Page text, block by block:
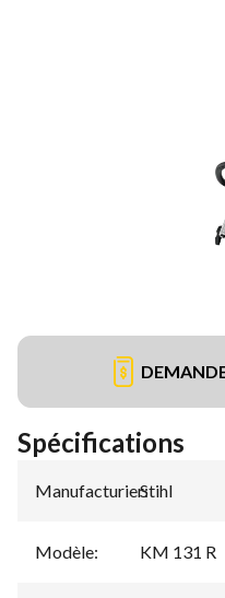
Spécifications
Manufacturier:
Stihl
Modèle: KM 131 R